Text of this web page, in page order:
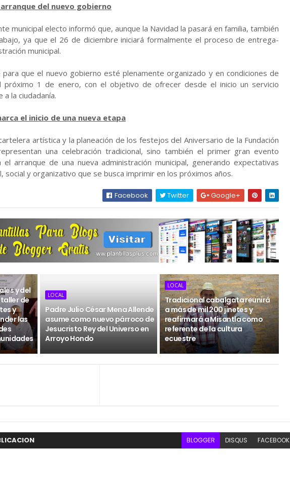
del nuevo gobierno
municipal electo informó que, aunque la Navidad la pasará en familia, también
ya que el 26 de diciembre iniciará formalmente el proceso de entrega-
municipal.
que el nuevo gobierno esté plenamente organizado y en condiciones de
próximo 1 de enero, con el objetivo de ofrecer desde el inicio un servicio
la ciudadanía.
el inicio de una nueva etapa
artística y la planeación de los festejos del Aniversario de la Fundación
una celebración tradicional, sino también el primer gran evento
el arranque de una nueva administración municipal, generando expectativas
social y organizativo que se busca imprimir en los próximos años.
Facebook Twitter Google+
y del
de
y
las
LOCAL
Padre Julio César Mena Allende
asume como nuevo párroco de
Jesucristo Rey del Universo en
Arroyo Hondo
LOCAL
Tradicional cabalgata reunirá
a más de mil 200 jinetes y
reafirmará a Misantla como
referente de la cultura
ecuestre
BLOGGER DISQUS FACEBOOK